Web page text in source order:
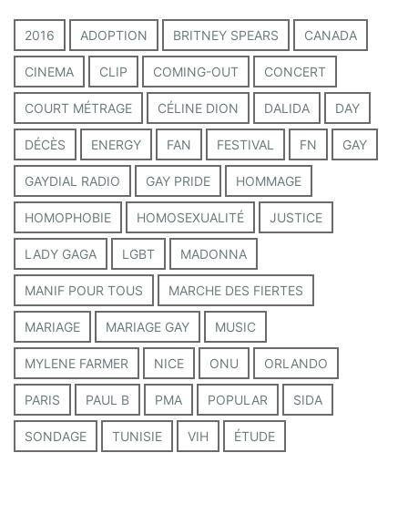
2016 ADOPTION BRITNEY SPEARS CANADA
CINEMA CLIP COMING-OUT CONCERT
COURT MÉTRAGE CÉLINE DION DALIDA DAY
DÉCÈS ENERGY FAN FESTIVAL FN GAY
GAYDIAL RADIO GAY PRIDE HOMMAGE
HOMOPHOBIE HOMOSEXUALITÉ JUSTICE
LADY GAGA LGBT MADONNA
MANIF POUR TOUS MARCHE DES FIERTES
MARIAGE MARIAGE GAY MUSIC
MYLENE FARMER NICE ONU ORLANDO
PARIS PAUL B PMA POPULAR SIDA
SONDAGE TUNISIE VIH ÉTUDE